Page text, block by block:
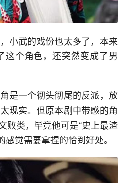
小武的戏份也太多了，本来
这个角色，还突然变成了男
是一个彻头彻尾的反派，放
现实。但原本剧中带感的角
败类，毕竟他可是“史上最渣
觉需要拿捏的恰到好处。